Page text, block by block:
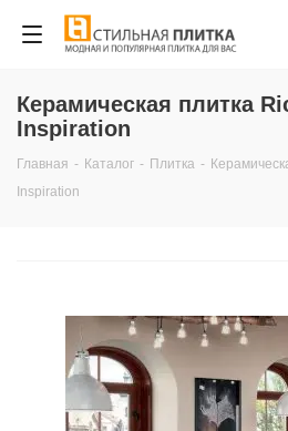
Керамическая плитка
Inspiration
Главная - Каталог - Плитка -
Inspiration